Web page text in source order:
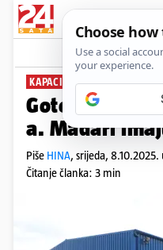
KAPACITETI
Gotovi
a. Mađari
Piše HINA, srijeda, 8.10.2025.
Čitanje članka: 3 min